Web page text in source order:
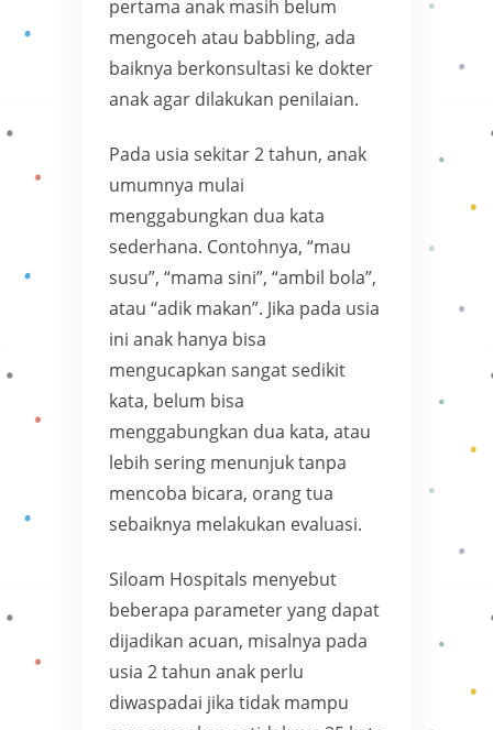
pertama anak masih belum
mengoceh atau babbling, ada
baiknya berkonsultasi ke dokter
anak agar dilakukan penilaian.
Pada usia sekitar 2 tahun, anak
umumnya mulai
menggabungkan dua kata
sederhana. Contohnya, “mau
susu”, “mama sini”, “ambil bola”,
atau “adik makan”. Jika pada usia
ini anak hanya bisa
mengucapkan sangat sedikit
kata, belum bisa
menggabungkan dua kata, atau
lebih sering menunjuk tanpa
mencoba bicara, orang tua
sebaiknya melakukan evaluasi.
Siloam Hospitals menyebut
beberapa parameter yang dapat
dijadikan acuan, misalnya pada
usia 2 tahun anak perlu
diwaspadai jika tidak mampu